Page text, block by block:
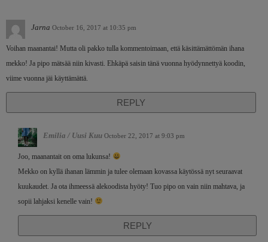
Jarna October 16, 2017 at 10:35 pm
Voihan maanantai! Mutta oli pakko tulla kommentoimaan, että käsittämättömän ihana
mekko! Ja pipo mätsää niin kivasti. Ehkäpä saisin tänä vuonna hyödynnettyä koodin,
viime vuonna jäi käyttämättä.
REPLY
Emilia / Uusi Kuu October 22, 2017 at 9:03 pm
Joo, maanantait on oma lukunsa!
Mekko on kyllä ihanan lämmin ja tulee olemaan kovassa käytössä nyt seuraavat
kuukaudet. Ja ota ihmeessä alekoodista hyöty! Tuo pipo on vain niin mahtava, ja
sopii lahjaksi kenelle vain!
REPLY